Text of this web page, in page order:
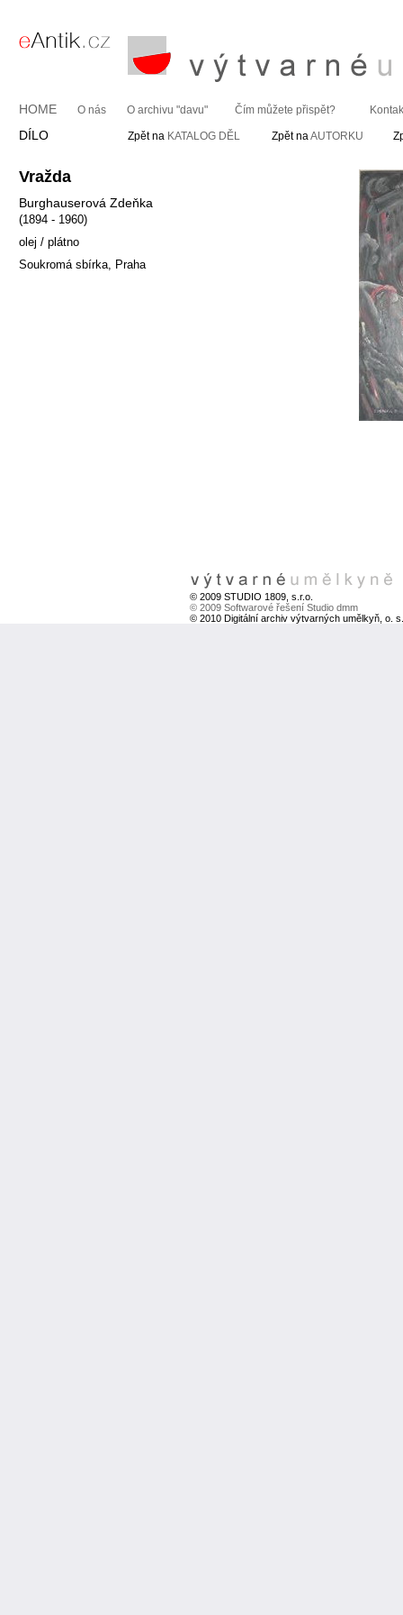
HOME O nás O archivu "davu" Čím můžete přispět?
DÍLO Zpět na KATALOG DĚL Zpět naAUTORKU
Vražda
Burghauserová Zdeňka
(1894 - 1960)
olej / plátno
Soukromá sbírka, Praha
© 2009 STUDIO 1809, s.r.o.
© 2009 Softwarové řešení Studio dmm
© 2010 Digitální archiv výtvarných umělkyň, o. s.